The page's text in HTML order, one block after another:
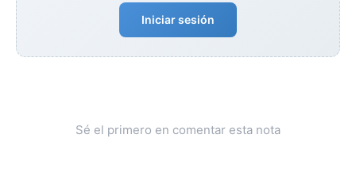
Iniciar sesión
Sé el primero en comentar esta nota